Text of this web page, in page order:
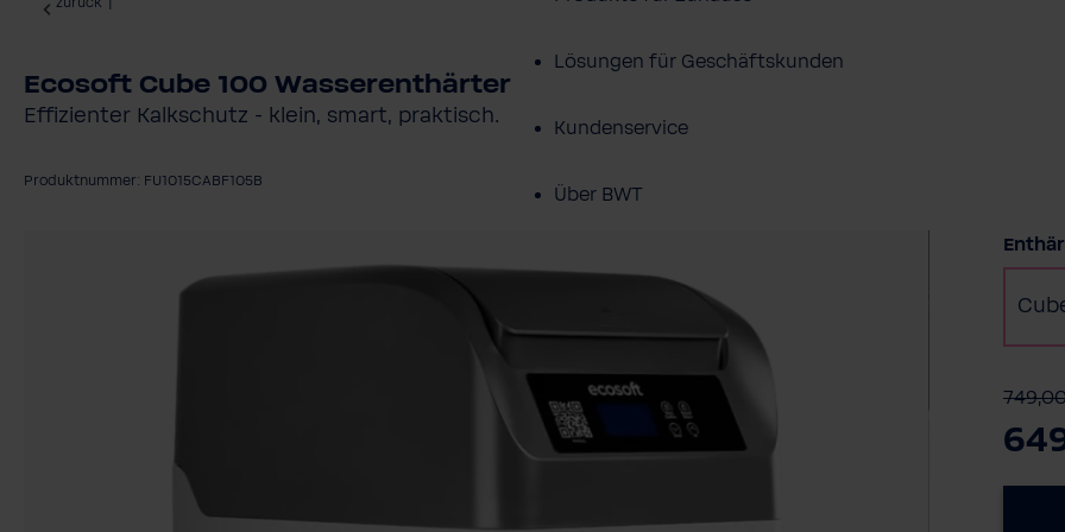
Lösungen für Geschäftskunden
Kundenservice
Über BWT
Ecosoft Cube 100 Wasserenthärter
Effizienter Kalkschutz - klein, smart, praktisch.
Produktnummer: FU1015CABF105B